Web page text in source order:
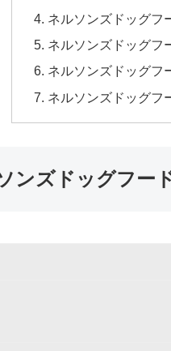
ネルソンズドッグフ
ネルソンズドッグフ
ネルソンズドッグフ
ネルソンズドッグフ
ンズドッグフー